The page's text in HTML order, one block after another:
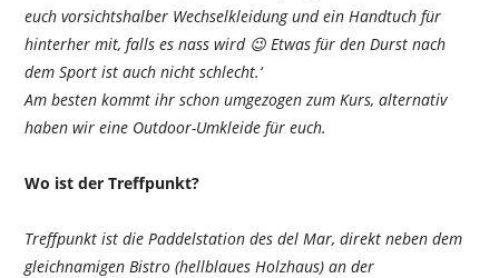
euch vorsichtshalber Wechselkleidung und ein Handtuch für
hinterher mit, falls es nass wird 😉 Etwas für den Durst nach
dem Sport ist auch nicht schlecht.‘
Am besten kommt ihr schon umgezogen zum Kurs, alternativ
haben wir eine Outdoor-Umkleide für euch.
Wo ist der Treffpunkt?
Treffpunkt ist die Paddelstation des del Mar, direkt neben dem
gleichnamigen Bistro (hellblaues Holzhaus) an der